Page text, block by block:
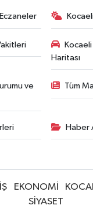
Haritası
ve
Tüm
Haber
EKONOMİ
SİYASET